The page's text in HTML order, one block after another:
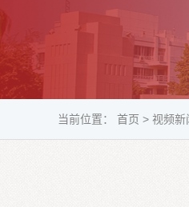
当前位置： 首页 > 视频新